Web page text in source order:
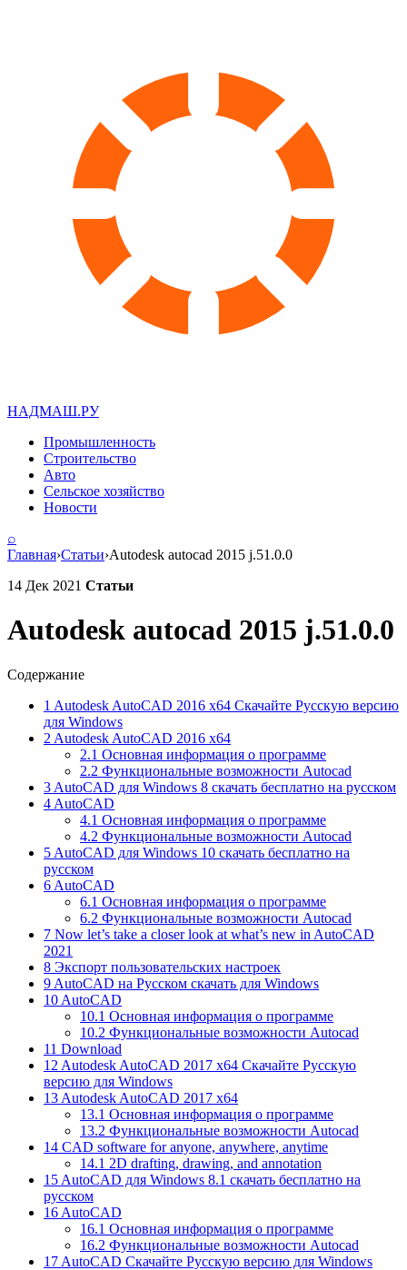
НАДМАШ.РУ
Промышленность
Строительство
Авто
Сельское хозяйство
Новости
⌕
Главная›Статьи›Аutodesk autocad 2015 j.51.0.0
14 Дек 2021 Статьи
Аutodesk autocad 2015 j.51.0.0
Содержание
1 Autodesk AutoCAD 2016 x64 Скачайте Русскую версию
для Windows
2 Autodesk AutoCAD 2016 x64
2.1 Основная информация о программе
2.2 Функциональные возможности Autocad
3 AutoCAD для Windows 8 скачать бесплатно на русском
4 AutoCAD
4.1 Основная информация о программе
4.2 Функциональные возможности Autocad
5 AutoCAD для Windows 10 скачать бесплатно на
русском
6 AutoCAD
6.1 Основная информация о программе
6.2 Функциональные возможности Autocad
7 Now let’s take a closer look at what’s new in AutoCAD
2021
8 Экспорт пользовательских настроек
9 AutoCAD на Русском скачать для Windows
10 AutoCAD
10.1 Основная информация о программе
10.2 Функциональные возможности Autocad
11 Download
12 Autodesk AutoCAD 2017 x64 Скачайте Русскую
версию для Windows
13 Autodesk AutoCAD 2017 x64
13.1 Основная информация о программе
13.2 Функциональные возможности Autocad
14 CAD software for anyone, anywhere, anytime
14.1 2D drafting, drawing, and annotation
15 AutoCAD для Windows 8.1 скачать бесплатно на
русском
16 AutoCAD
16.1 Основная информация о программе
16.2 Функциональные возможности Autocad
17 AutoCAD Скачайте Русскую версию для Windows